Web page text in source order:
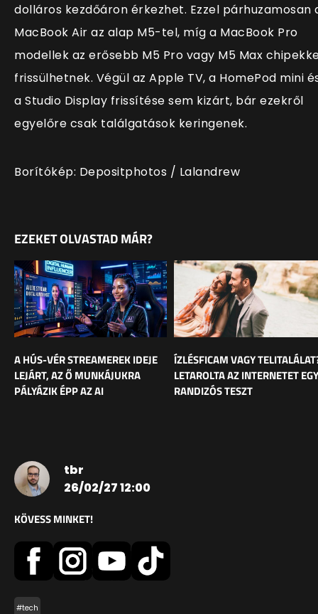
dolláros kezdőáron érkezhet. Ezzel párhuzamosan
MacBook Air az alap M5-tel, míg a MacBook Pro
modellek az erősebb M5 Pro vagy M5 Max
frissülhetnek. Végül az Apple TV, a HomePod mini
a Studio Display frissítése sem kizárt, bár ezekről
egyelőre csak találgatások keringenek.
Borítókép: Depositphotos / Lalandrew
EZEKET OLVASTAD MÁR?
A HÚS-VÉR STREAMEREK IDEJE
LEJÁRT, AZ Ő MUNKÁJUKRA
PÁLYÁZIK ÉPP AZ AI
ÍZLÉSFICAM VAGY
LETAROLTA AZ INTERNETET EGY
RANDIZÓS TESZT
tbr
26/02/27 12:00
KÖVESS MINKET!
#tech